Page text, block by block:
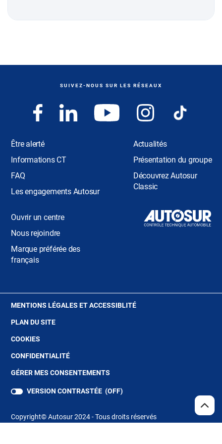
EN
SUIVEZ-NOUS SUR LES RÉSEAUX
Être alerté
Informations CT
FAQ
Les engagements Autosur
Actualités
Présentation du groupe
Découvrez Autosur
Classic
Ouvrir un centre
Nous rejoindre
Marque préférée des
français
MENTIONS LÉGALES ET ACCESSIBLITÉ(OUVRE
PLAN DU SITE
COOKIES
UNE
FENÊTRE)
CONFIDENTIALITÉ(OUVRE
UNE
FENÊTRE)
GÉRER MES CONSENTEMENTS
VERSION CONTRASTÉE (OFF)
Copyright© Autosur 2024 - Tous droits réservés